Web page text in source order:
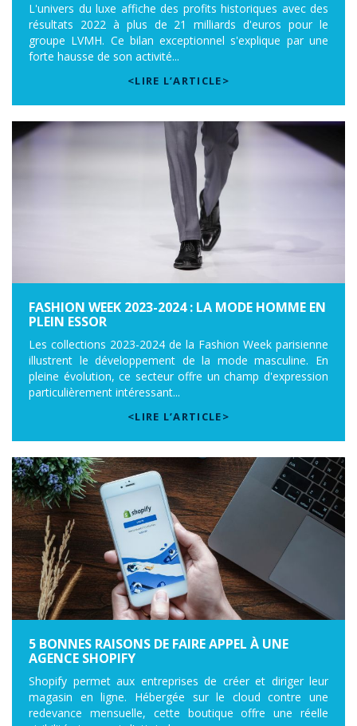
L'univers du luxe affiche des profits historiques avec des
résultats 2022 à plus de 21 milliards d'euros pour le
groupe LVMH. Ce bilan exceptionnel s'explique par une
forte hausse de son activité...
<LIRE L’ARTICLE>
FASHION WEEK 2023-2024 : LA MODE HOMME EN
PLEIN ESSOR
Les collections 2023-2024 de la Fashion Week parisienne
illustrent le développement de la mode masculine. En
pleine évolution, ce secteur offre un champ d'expression
particulièrement intéressant...
<LIRE L’ARTICLE>
5 BONNES RAISONS DE FAIRE APPEL À UNE
AGENCE SHOPIFY
Shopify permet aux entreprises de créer et diriger leur
magasin en ligne. Hébergée sur le cloud contre une
redevance mensuelle, cette boutique offre une réelle